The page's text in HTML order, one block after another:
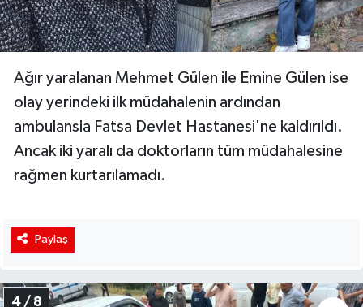
Ağır yaralanan Mehmet Gülen ile Emine Gülen ise
olay yerindeki ilk müdahalenin ardından
ambulansla Fatsa Devlet Hastanesi'ne kaldırıldı.
Ancak iki yaralı da doktorların tüm müdahalesine
rağmen kurtarılamadı.
Paylaş
4 / 8